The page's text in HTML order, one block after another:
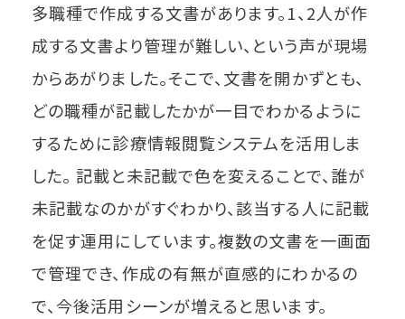
多職種で作成する文書があります。1、2人が作
成する文書より管理が難しい、という声が現場
からあがりました。そこで、文書を開かずとも、
どの職種が記載したかが一目でわかるように
するために診療情報閲覧システムを活用しま
した。 記載と未記載で色を変えることで、誰が
未記載なのかがすぐわかり、該当する人に記載
を促す運用にしています。複数の文書を一画面
で管理でき、作成の有無が直感的にわかるの
で、今後活用シーンが増えると思います。